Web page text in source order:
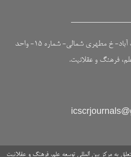
دفتر مرکزی: تهران- سعادت آباد- خ مطهری شمالی- شماره ۱۵- واحد
به مرکز بین المللی توسعه علم، فرهنگ و عقلانیت